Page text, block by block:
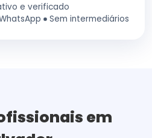
e verificado
Sem intermediários
em